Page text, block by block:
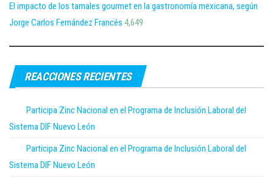
El impacto de los tamales gourmet en la gastronomía mexicana, según
Jorge Carlos Fernández Francés 4,649
REACCIONES RECIENTES
Participa Zinc Nacional en el Programa de Inclusión Laboral del
Sistema DIF Nuevo León
Participa Zinc Nacional en el Programa de Inclusión Laboral del
Sistema DIF Nuevo León